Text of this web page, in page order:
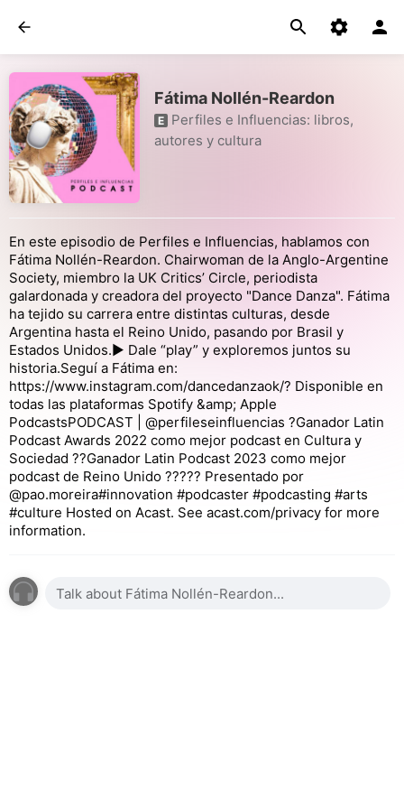
Fátima Nollén-Reardon
E Perfiles e Influencias: libros,
autores y cultura
En este episodio de Perfiles e Influencias, hablamos con
Fátima Nollén-Reardon. Chairwoman de la Anglo-Argentine
Society, miembro la UK Critics’ Circle, periodista
galardonada y creadora del proyecto "Dance Danza". Fátima
ha tejido su carrera entre distintas culturas, desde
Argentina hasta el Reino Unido, pasando por Brasil y
Estados Unidos.▶️ Dale “play” y exploremos juntos su
historia.Seguí a Fátima en:
https://www.instagram.com/dancedanzaok/? Disponible en
todas las plataformas Spotify &amp; Apple
Podcasts⁣⁣PODCAST | @perfileseinfluencias⁣⁣⁣ ⁣⁣⁣⁣⁣?Ganador Latin
Podcast Awards 2022 como mejor podcast en Cultura y
Sociedad ?⁣⁣⁣⁣⁣⁣⁣⁣⁣⁣⁣⁣⁣⁣⁣⁣⁣⁣⁣⁣⁣⁣⁣⁣⁣⁣?Ganador Latin Podcast 2023⁣⁣⁣ como mejor
podcast de Reino Unido⁣⁣⁣⁣⁣⁣ ??⁣⁣⁣⁣⁣⁣⁣??‍? Presentado por
@pao.moreira#innovation #podcaster #podcasting #arts
#culture Hosted on Acast. See acast.com/privacy for more
information.